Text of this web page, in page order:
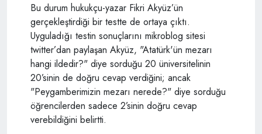
Bu durum hukukçu-yazar Fikri Akyüz’ün
gerçekleştirdiği bir testte de ortaya çıktı.
Uyguladığı testin sonuçlarını mikroblog sitesi
twitter’dan paylaşan Akyüz, "Atatürk'ün mezarı
hangi ildedir?" diye sorduğu 20 üniversitelinin
20’sinin de doğru cevap verdiğini; ancak
"Peygamberimizin mezarı nerede?" diye sorduğu
öğrencilerden sadece 2’sinin doğru cevap
verebildiğini belirtti.